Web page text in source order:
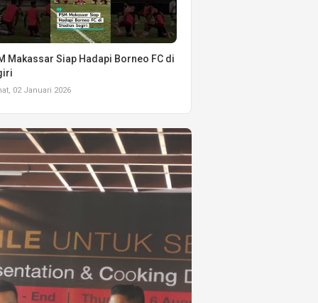
Makassar Siap Hadapi Borneo FC di
02 Januari 2026